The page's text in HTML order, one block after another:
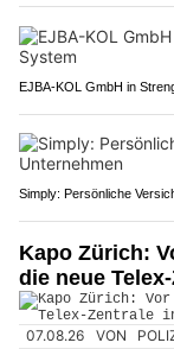
EJBA-KOL GmbH in
Simply: Persönliche
Kapo Zürich:
die neue
07.08.26 VON